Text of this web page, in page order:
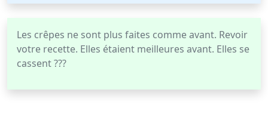
Les crêpes ne sont plus faites comme avant. Revoir
votre recette. Elles étaient meilleures avant. Elles se
cassent ???